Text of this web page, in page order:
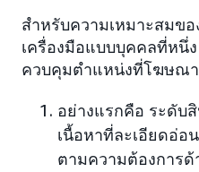
สำหรับความเหมาะสมข
เครื่องมือแบบบุคคลที่หนึ่
ควบคุมตำแหน่งที่โฆษณ
อย่างแรกคือ ระดับ
เนื้อหาที่ละเอียดอ่อ
ตามความต้องการ